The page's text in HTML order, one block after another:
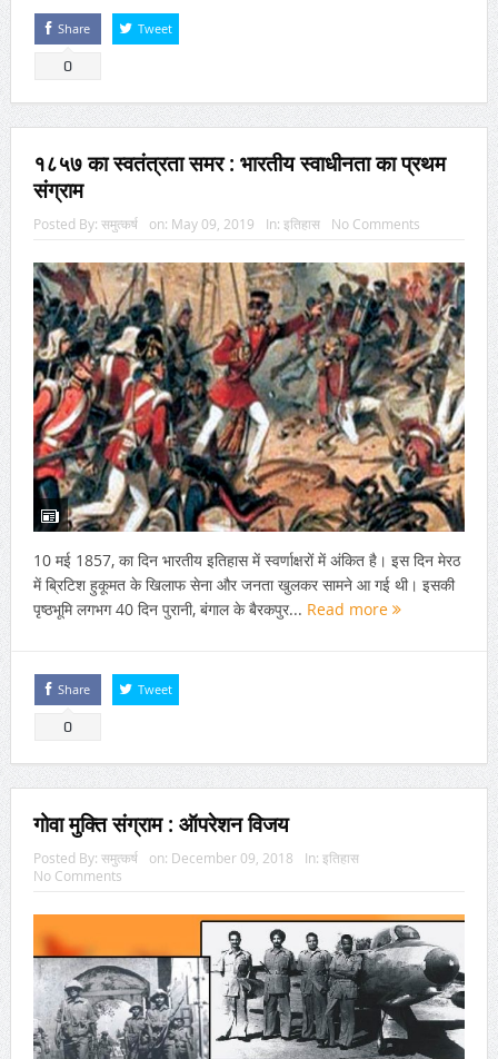
Share
0
Tweet
१८५७ का स्वतंत्रता समर : भारतीय स्वाधीनता का प्रथम
संग्राम
Posted By: समुत्कर्ष on: May 09, 2019 In: इतिहास No Comments
10 मई 1857, का दिन भारतीय इतिहास में स्वर्णाक्षरों में अंकित है। इस दिन मेरठ
में ब्रिटिश हुकूमत के खिलाफ सेना और जनता खुलकर सामने आ गई थी। इसकी
पृष्ठभूमि लगभग 40 दिन पुरानी, बंगाल के बैरकपुर... Read more
Share
0
Tweet
गोवा मुक्ति संग्राम : ऑपरेशन विजय
Posted By: समुत्कर्ष on: December 09, 2018 In: इतिहास
No Comments